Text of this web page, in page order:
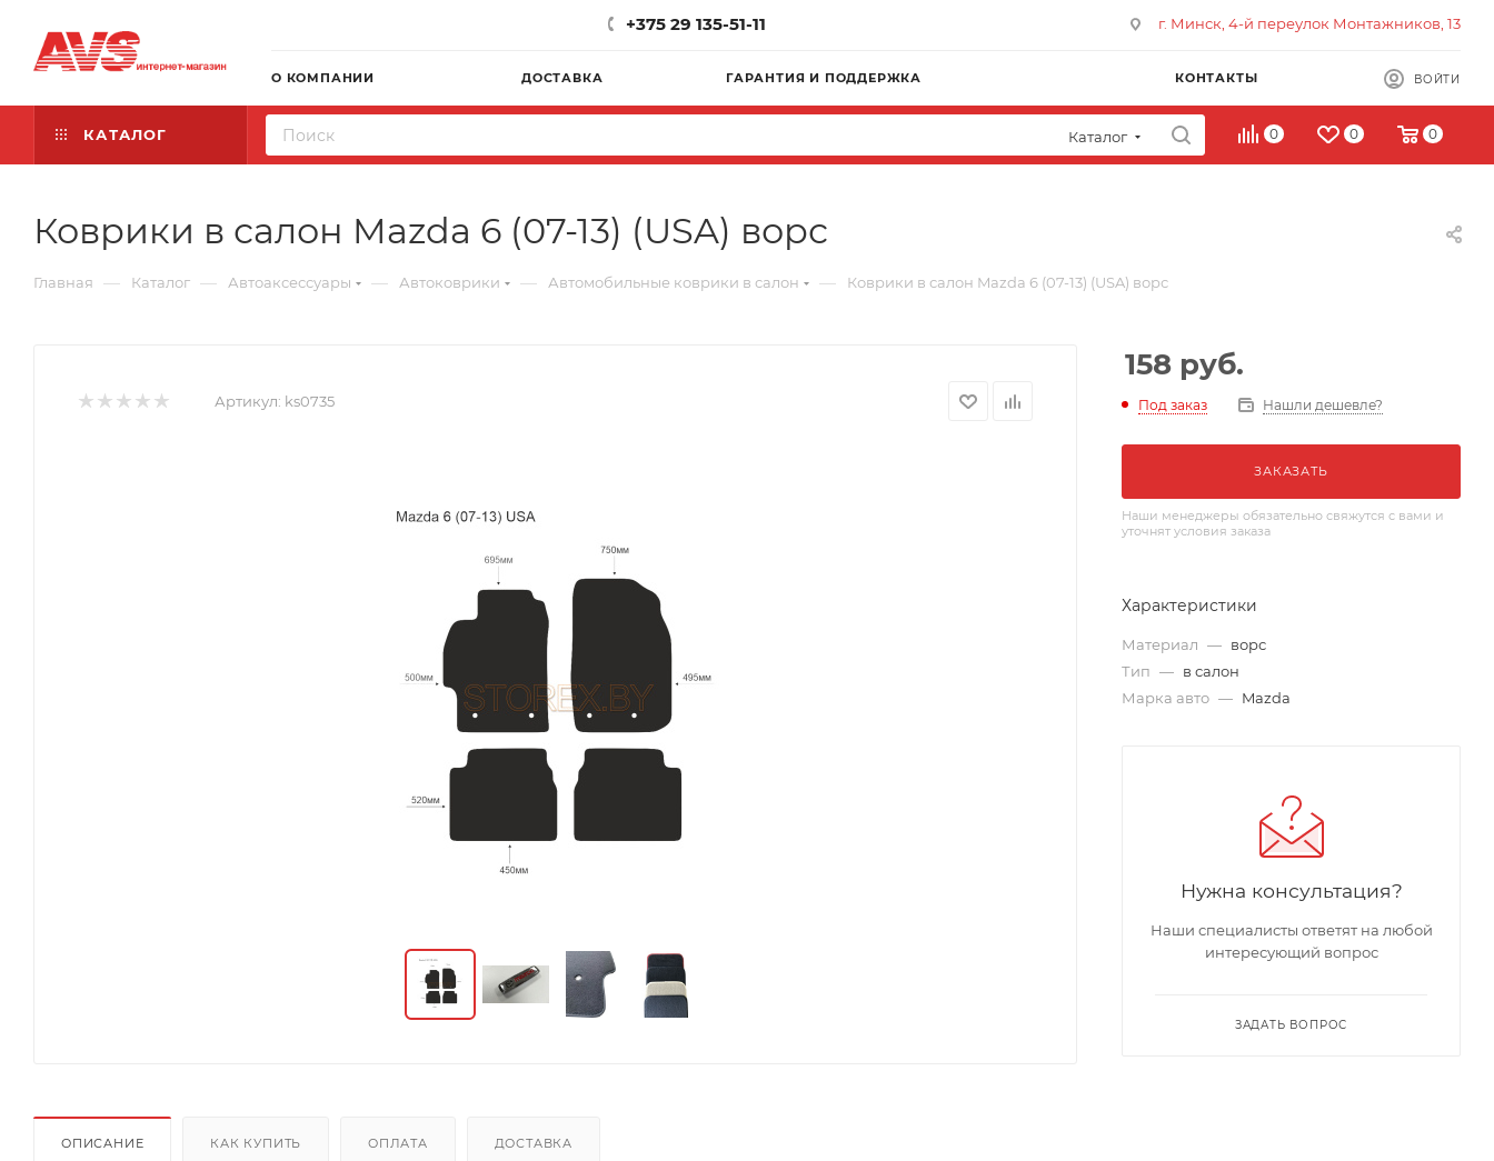
+375 29 135-51-11 г. Минск, 4-й переулок Монтажников, 13
О КОМПАНИИ ДОСТАВКА ГАРАНТИЯ И ПОДДЕРЖКА КОНТАКТЫ ВОЙТИ
КАТАЛОГ Каталог 0 0 0
Коврики в салон Mazda 6 (07-13) (USA) ворс
Главная — Каталог — Автоаксессуары — Автоковрики — Автомобильные коврики в салон — Коврики в салон Mazda 6 (07-13) (USA) ворс
Артикул: ks0735
ОПИСАНИЕ КАК КУПИТЬ ОПЛАТА ДОСТАВКА
158 руб.
Под заказ Нашли дешевле?
ЗАКАЗАТЬ
Наши менеджеры обязательно свяжутся с вами и
уточнят условия заказа
Характеристики
Материал — ворс
Тип — в салон
Марка авто — Mazda
Нужна консультация?
Наши специалисты ответят на любой
интересующий вопрос
ЗАДАТЬ ВОПРОС